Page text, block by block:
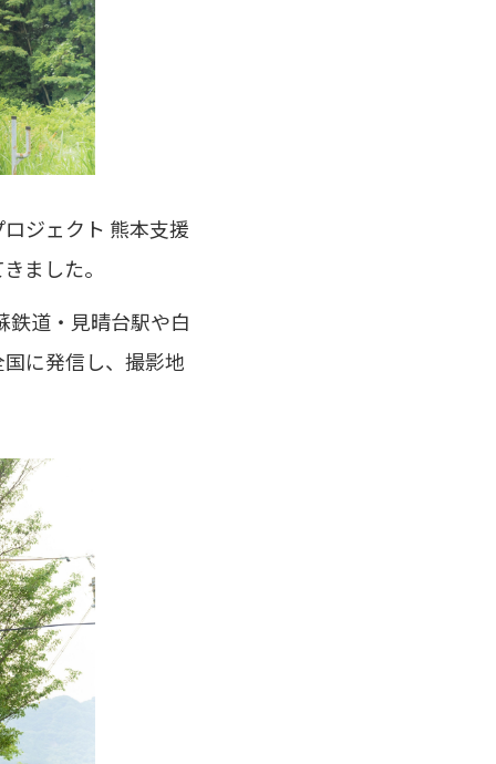
ジェクト 熊本支援
ました。
鉄道・見晴台駅や白
に発信し、撮影地